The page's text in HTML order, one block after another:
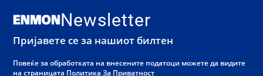
Newsletter
Пријавете се за нашиот билтен
Повеќе за обработката на внесените податоци можете да видите
на страницата Политика За Приватност